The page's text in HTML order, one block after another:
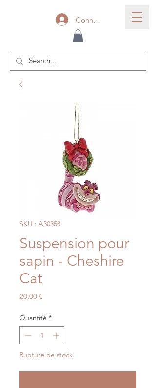
Connexion
SKU : A30358
Suspension pour
sapin - Cheshire
Cat
20,00 €Prix
Quantité *
Rupture de stock